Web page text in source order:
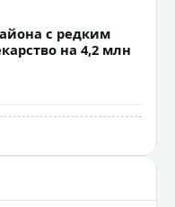
с редким
на 4,2 млн